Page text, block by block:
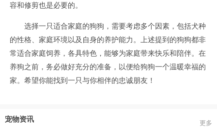
容和修剪也是必要的。
选择一只适合家庭的狗狗，需要考虑多个因素，包括犬种
的性格、家庭环境以及自身的养护能力。上述提到的狗狗都非
常适合家庭饲养，各具特色，能够为家庭带来快乐和陪伴。在
养狗之前，务必做好充分的准备，以便给狗狗一个温暖幸福的
家。希望你能找到一只与你相伴的忠诚朋友！
宠物资讯 更多